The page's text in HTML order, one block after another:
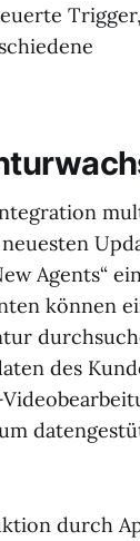
Agents“
können
des
durch